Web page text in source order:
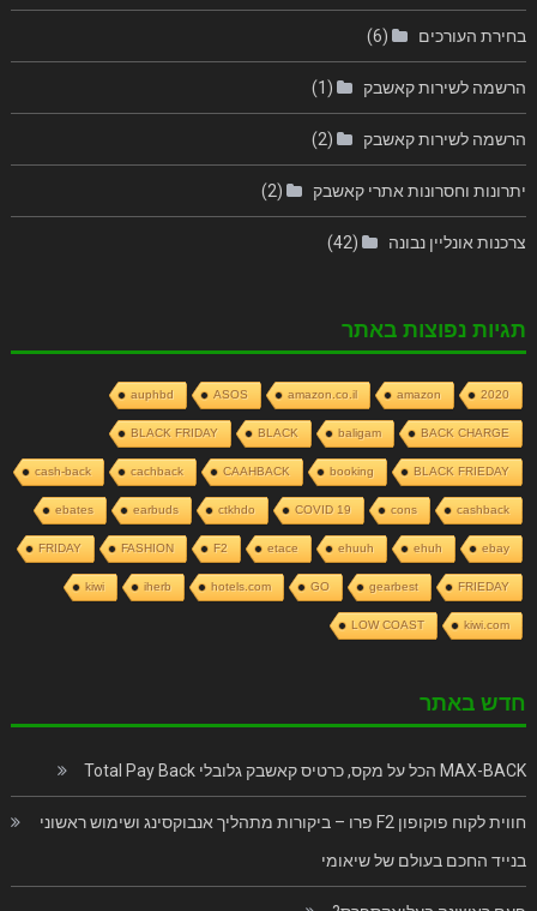
בחירת העורכים (6)
הרשמה לשירות קאשבק (1)
הרשמה לשירות קאשבק (2)
יתרונות וחסרונות אתרי קאשבק (2)
צרכנות אונליין נבונה (42)
תגיות נפוצות באתר
2020
amazon
amazon.co.il
ASOS
auphbd
BACK CHARGE
baligam
BLACK
BLACK FRIDAY
BLACK FRIEDAY
booking
CAAHBACK
cachback
cash-back
cashback
cons
COVID 19
ctkhdo
earbuds
ebates
ebay
ehuh
ehuuh
etace
F2
FASHION
FRIDAY
FRIEDAY
gearbest
GO
hotels.com
iherb
kiwi
kiwi.com
LOW COAST
חדש באתר
MAX-BACK הכל על מקס, כרטיס קאשבק גלובלי Total Pay Back
חווית לקוח פוקופון F2 פרו – ביקורות מתהליך אנבוקסינג ושימוש ראשוני
בנייד החכם בעולם של שיאומי